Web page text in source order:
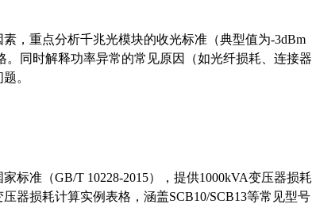
，重点分析千兆光模块的收光标准（典型值为-3dBm
同时解释功率异常的常见原因（如光纤损耗、连接器
。
标准（GB/T 10228-2015），提供1000kVA变压器损耗
器损耗计算实例表格，涵盖SCB10/SCB13等常见型号